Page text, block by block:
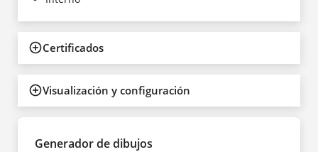
Certificados
Visualización y configuración
Generador de dibujos